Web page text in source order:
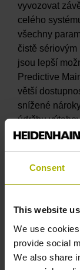
Consent
This website
We use
provide social
We also share
vyvozovat
celého
všechny
čistě
jsou lepší
Predictive
větší
snížené
údržbu
Podstatně
určují polohu
i změny
odchylky v